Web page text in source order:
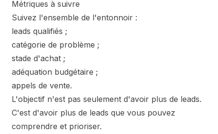
Métriques à suivre
Suivez l'ensemble de l'entonnoir :
leads qualifiés ;
catégorie de problème ;
stade d'achat ;
adéquation budgétaire ;
appels de vente.
L'objectif n'est pas seulement d'avoir plus de leads.
C'est d'avoir plus de leads que vous pouvez
comprendre et prioriser.